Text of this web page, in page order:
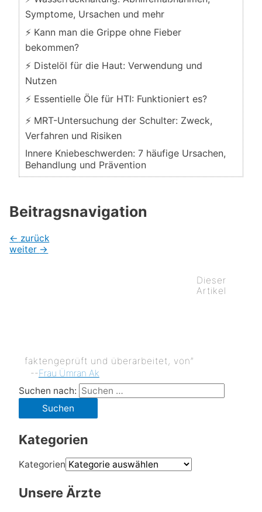
Symptome, Ursachen und mehr
⚡ Kann man die Grippe ohne Fieber
bekommen?
⚡ Distelöl für die Haut: Verwendung und
Nutzen
⚡ Essentielle Öle für HTI: Funktioniert es?
⚡ MRT-Untersuchung der Schulter: Zweck,
Verfahren und Risiken
Innere Kniebeschwerden: 7 häufige Ursachen,
Behandlung und Prävention
Beitragsnavigation
← zurück
weiter →
Dieser
Artikel
faktengeprüft und überarbeitet, von”
--Frau Ümran Ak
Suchen nach:
Kategorien
Kategorien
Unsere Ärzte